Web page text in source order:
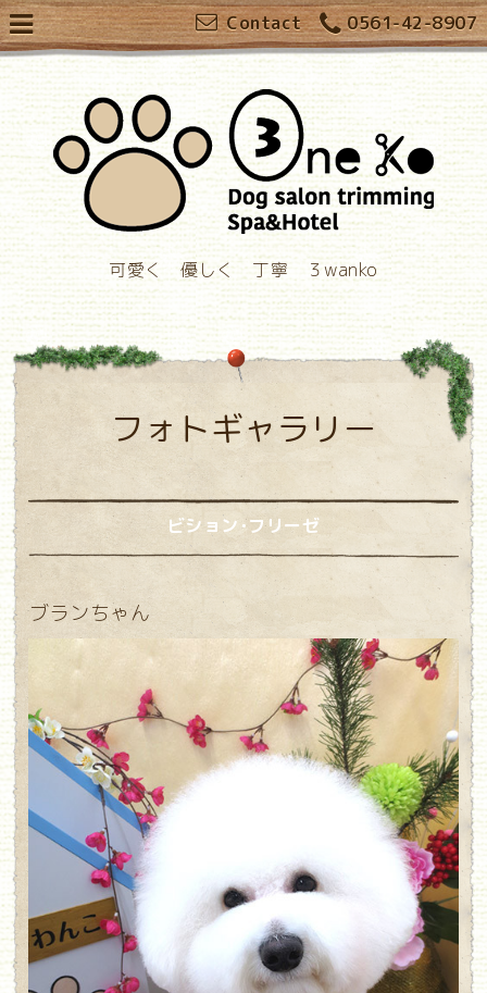
0561-42-8907
Contact
可愛く 優しく 丁寧 ３wanko
フォトギャラリー
ビション･フリーゼ
ブランちゃん